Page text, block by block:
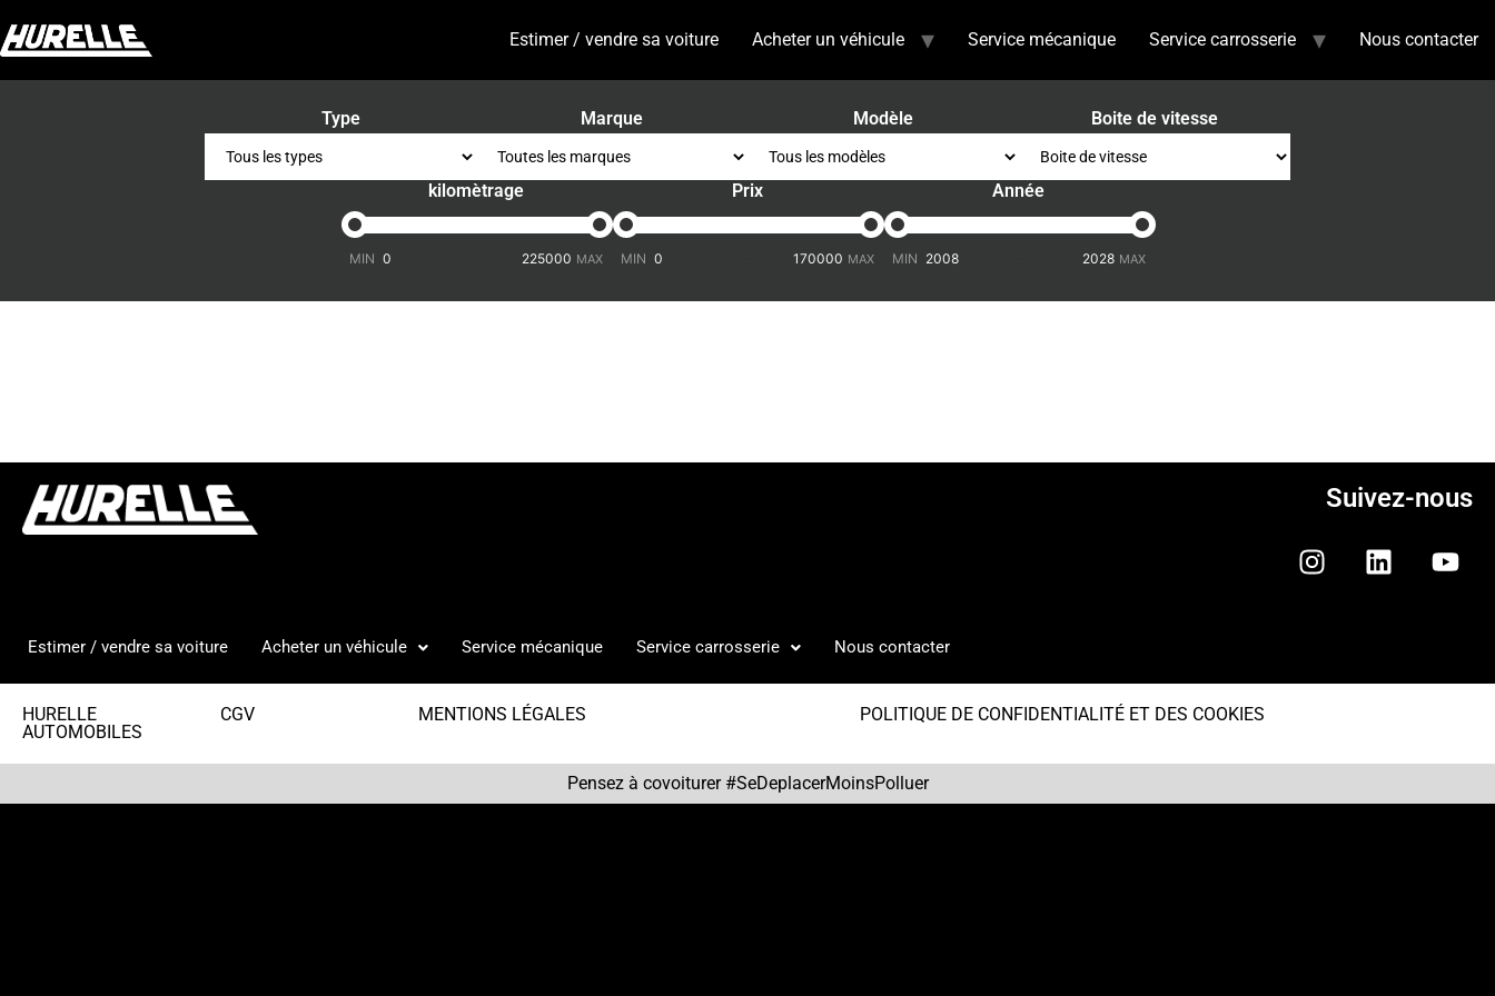
Estimer / vendre sa voiture Acheter un véhicule Service mécanique Service carrosserie Nous contacter
Type Marque Modèle Boite de vitesse
kilomètrage Prix Année
Suivez-nous
Estimer / vendre sa voiture Acheter un véhicule Service mécanique Service carrosserie Nous contacter
HURELLE
AUTOMOBILES
CGV MENTIONS LÉGALES POLITIQUE DE CONFIDENTIALITÉ ET DES COOKIES
Pensez à covoiturer #SeDeplacerMoinsPolluer